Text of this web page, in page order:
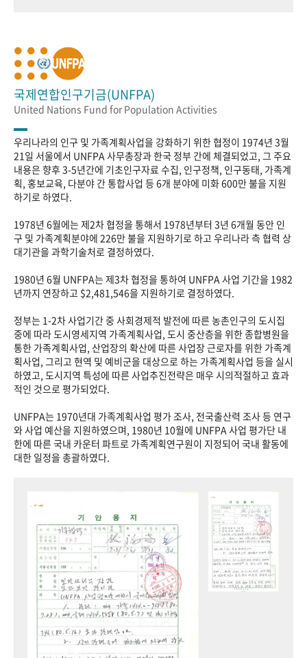
국제연합인구기금(UNFPA)
United Nations Fund for Population Activities
우리나라의 인구 및 가족계획사업을 강화하기 위한 협정이 1974년 3월
21일 서울에서 UNFPA 사무총장과 한국 정부 간에 체결되었고, 그 주요
내용은 향후 3-5년간에 기초인구자료 수집, 인구정책, 인구동태, 가족계
획, 홍보교육, 다분야 간 통합사업 등 6개 분야에 미화 600만 불을 지원
하기로 하였다.
1978년 6월에는 제2차 협정을 통해서 1978년부터 3년 6개월 동안 인
구 및 가족계획분야에 226만 불을 지원하기로 하고 우리나라 측 협력 상
대기관을 과학기술처로 결정하였다.
1980년 6월 UNFPA는 제3차 협정을 통하여 UNFPA 사업 기간을 1982
년까지 연장하고 $2,481,546을 지원하기로 결정하였다.
정부는 1-2차 사업기간 중 사회경제적 발전에 따른 농촌인구의 도시집
중에 따라 도시영세지역 가족계획사업, 도시 중산층을 위한 종합병원을
통한 가족계획사업, 산업장의 확산에 따른 사업장 근로자를 위한 가족계
획사업, 그리고 현역 및 예비군을 대상으로 하는 가족계획사업 등을 실시
하였고, 도시지역 특성에 따른 사업추진전략은 매우 시의적절하고 효과
적인 것으로 평가되었다.
UNFPA는 1970년대 가족계획사업 평가 조사, 전국출산력 조사 등 연구
와 사업 예산을 지원하였으며, 1980년 10월에 UNFPA 사업 평가단 내
한에 따른 국내 카운터 파트로 가족계획연구원이 지정되어 국내 활동에
대한 일정을 총괄하였다.